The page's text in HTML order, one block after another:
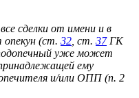
сделки от имени и в
опекун (ст. 32 , ст. 37ГК
уже может
ему
и/или ОПП (п. 2